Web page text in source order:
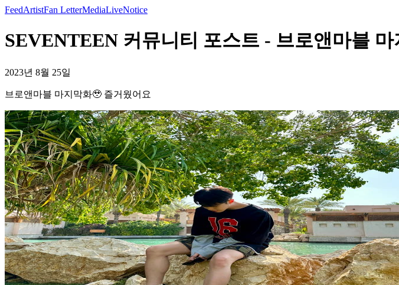
FeedArtistFan LetterMediaLiveNotice
SEVENTEEN 커뮤니티 포스트 - 브로앤마블
2023년 8월 25일
브로앤마블 마지막화🥹 즐거웠어요